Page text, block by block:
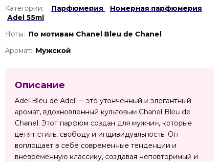
Категории:
Парфюмерия
Номерная парфюмерия
Adel 55ml
Ноты: По мотивам Chanel Bleu de Chanel
Аромат: Мужской
Описание
Adel Bleu de Adel — это утончённый и элегантный
аромат, вдохновленный культовым Chanel Bleu de
Chanel. Этот парфюм создан для мужчин, которые
ценят стиль, свободу и индивидуальность. Он
воплощает в себе современные тенденции и
вневременную классику, создавая неповторимый и